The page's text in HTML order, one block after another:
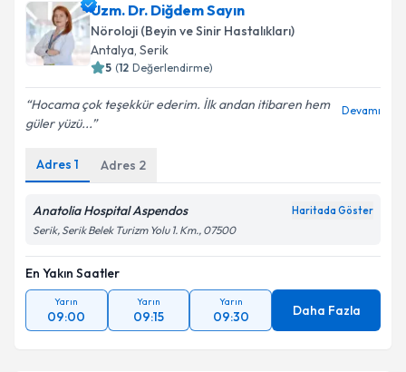
Uzm. Dr. Diğdem Sayın
Nöroloji (Beyin ve Sinir Hastalıkları)
Antalya, Serik
5 (12 Değerlendirme)
Hocama çok teşekkür ederim. İlk andan itibaren hem
güler yüzü...
Devamı
Adres 1 Adres 2
Anatolia Hospital Aspendos Haritada Göster
Serik, Serik Belek Turizm Yolu 1. Km., 07500
En Yakın Saatler
Yarın
09:00
Yarın
09:15
Yarın
09:30 Daha Fazla